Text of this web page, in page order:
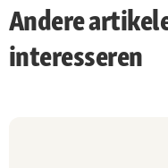
Andere
interesseren